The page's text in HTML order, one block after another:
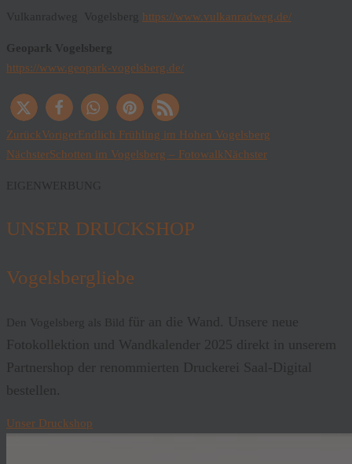
Vulkanradweg Vogelsberg https://www.vulkanradweg.de/
Geopark Vogelsberg
https://www.geopark-vogelsberg.de/
ZurückVorigerEndlich Frühling im Hohen Vogelsberg
NächsterSchotten im Vogelsberg – FotowalkNächster
EIGENWERBUNG
UNSER DRUCKSHOP
Vogelsbergliebe
Den Vogelsberg als Bild
für an die Wand. Unsere neue
Fotokollektion und Wandkalender 2025 direkt in unserem
Partnershop der renommierten Druckerei Saal-Digital
bestellen.
Unser Druckshop